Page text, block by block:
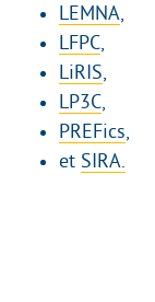
LEMNA
LFPC
LiRIS
LP3C
PREFics
et SIRA.